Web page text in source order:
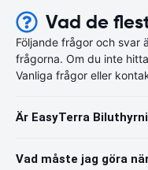
Vad de
Följande frågor och svar
frågorna. Om du inte
Vanliga frågor eller
Är EasyTerra
Vad måste jag göra